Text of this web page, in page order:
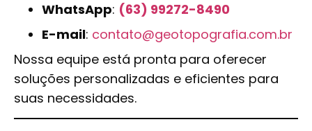
WhatsApp: (63) 99272-8490
E-mail: contato@geotopografia.com.br
Nossa equipe está pronta para oferecer
soluções personalizadas e eficientes para
suas necessidades.